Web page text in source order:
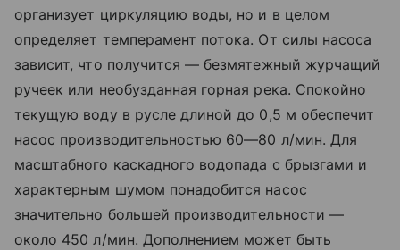
организует циркуляцию воды, но и в целом
определяет темперамент потока. От силы насоса
зависит, что получится — безмятежный журчащий
ручеек или необузданная горная река. Спокойно
текущую воду в русле длиной до 0,5 м обеспечит
насос производительностью 60—80 л/мин. Для
масштабного каскадного водопада с брызгами и
характерным шумом понадобится насос
значительно большей производительности —
около 450 л/мин. Дополнением может быть